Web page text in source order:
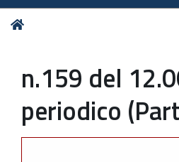
Tu
n.159 del
periodico